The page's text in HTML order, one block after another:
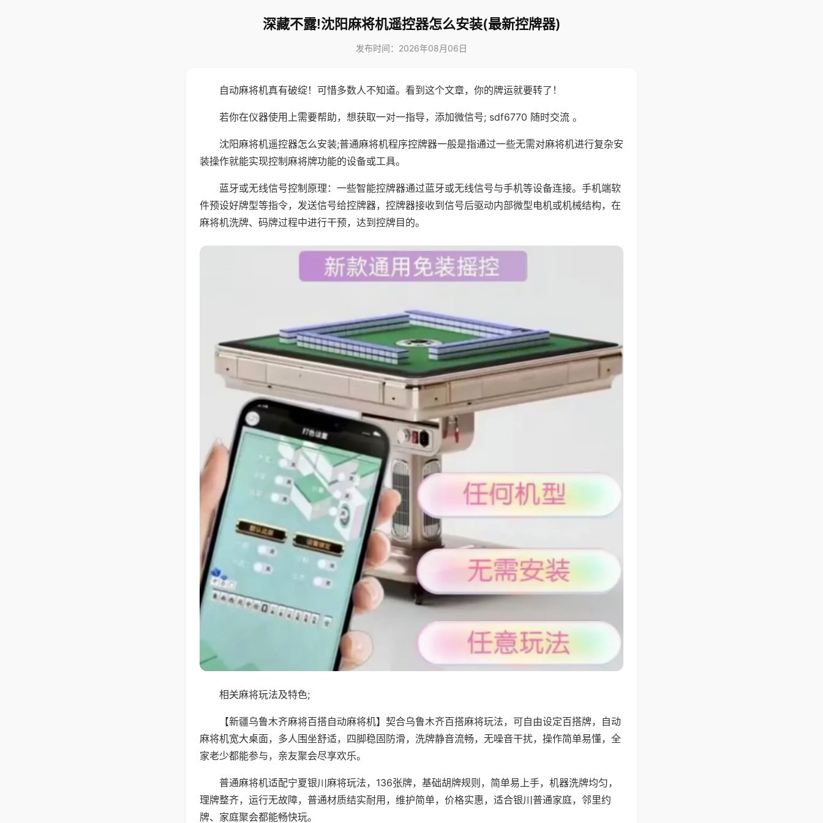
深藏不露!沈阳麻将机遥控器怎么安装(最新控牌器)
发布时间：2026年08月06日
自动麻将机真有破绽！可惜多数人不知道。看到这个文章，你的牌运就要转了！
若你在仪器使用上需要帮助，想获取一对一指导，添加微信号; sdf6770 随时交流 。
沈阳麻将机遥控器怎么安装;普通麻将机程序控牌器一般是指通过一些无需对麻将机进行复杂安
装操作就能实现控制麻将牌功能的设备或工具。
蓝牙或无线信号控制原理：一些智能控牌器通过蓝牙或无线信号与手机等设备连接。手机端软
件预设好牌型等指令，发送信号给控牌器，控牌器接收到信号后驱动内部微型电机或机械结构，在
麻将机洗牌、码牌过程中进行干预，达到控牌目的。
相关麻将玩法及特色;
【新疆乌鲁木齐麻将百搭自动麻将机】契合乌鲁木齐百搭麻将玩法，可自由设定百搭牌，自动
麻将机宽大桌面，多人围坐舒适，四脚稳固防滑，洗牌静音流畅，无噪音干扰，操作简单易懂，全
家老少都能参与，亲友聚会尽享欢乐。
普通麻将机适配宁夏银川麻将玩法，136张牌，基础胡牌规则，简单易上手，机器洗牌均匀，
理牌整齐，运行无故障，普通材质结实耐用，维护简单，价格实惠，适合银川普通家庭，邻里约
牌、家庭聚会都能畅快玩。